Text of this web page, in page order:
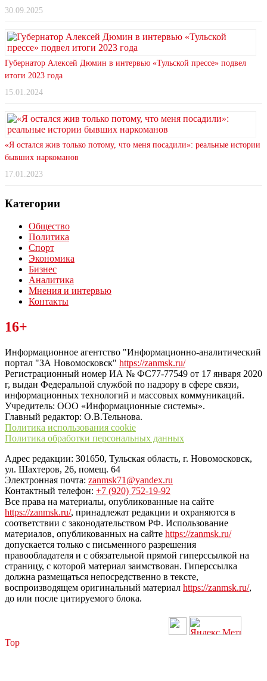
30.09.2025
Губернатор Алексей Дюмин в интервью «Тульской прессе» подвел
итоги 2023 года
15.01.2024
«Я остался жив только потому, что меня посадили»: реальные истории
бывших наркоманов
17.01.2023
Категории
Общество
Политика
Спорт
Экономика
Бизнес
Аналитика
Мнения и интервью
Контакты
Читайте последние новости дня в Тульской области на сайте
“ЗаНовомосковск”
16+
Информационное агентство "Информационно-аналитический
портал "ЗА Новомосковск" https://zanmsk.ru/
Регистрационный номер ИА № ФС77-77549 от 17 января 2020
г, выдан Федеральной службой по надзору в сфере связи,
информационных технологий и массовых коммуникаций.
Учредитель: ООО «Информационные системы».
Главный редактор: О.В.Тельнова.
Политика использования cookie
Политика обработки персональных данных
Адрес редакции: 301650, Тульская область, г. Новомосковск,
ул. Шахтеров, 26, помещ. 64
Электронная почта: zanmsk71@yandex.ru
Контактный телефон: +7 (920) 752-19-92
Все права на материалы, опубликованные на сайте
https://zanmsk.ru/, принадлежат редакции и охраняются в
соответствии с законодательством РФ. Использование
материалов, опубликованных на сайте https://zanmsk.ru/
допускается только с письменного разрешения
правообладателя и с обязательной прямой гиперссылкой на
страницу, с которой материал заимствован. Гиперссылка
должна размещаться непосредственно в тексте,
воспроизводящем оригинальный материал https://zanmsk.ru/,
до или после цитируемого блока.
Top